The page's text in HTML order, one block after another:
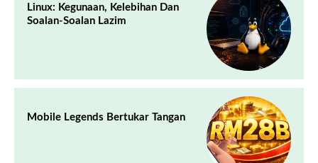
Linux: Kegunaan, Kelebihan Dan
Soalan-Soalan Lazim
Mobile Legends Bertukar Tangan